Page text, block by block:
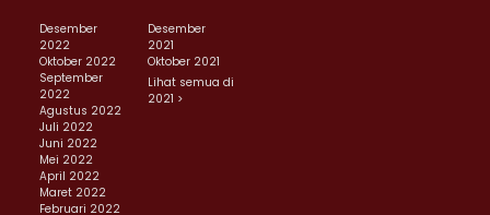
Desember
2022
Oktober 2022
September
2022
Agustus 2022
Juli 2022
Juni 2022
Mei 2022
April 2022
Maret 2022
Februari 2022
Desember
2021
Oktober 2021
Lihat semua di
2021 >